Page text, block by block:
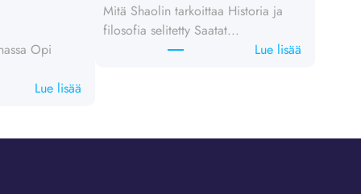
Opi
Lue lisää:
Mitä Shaolin tarkoittaa Historia ja
filosofia selitetty Saatat...
Lue lisää: